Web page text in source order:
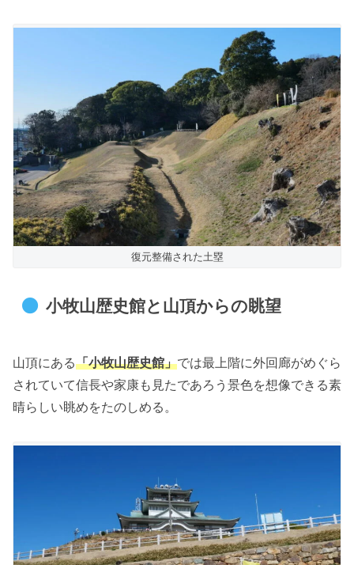
復元整備された土塁
小牧山歴史館と山頂からの眺望
山頂にある「小牧山歴史館」では最上階に外回廊がめぐら
されていて信長や家康も見たであろう景色を想像できる素
晴らしい眺めをたのしめる。